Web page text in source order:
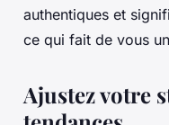
authentiques et
ce qui fait de vous
Ajustez votre